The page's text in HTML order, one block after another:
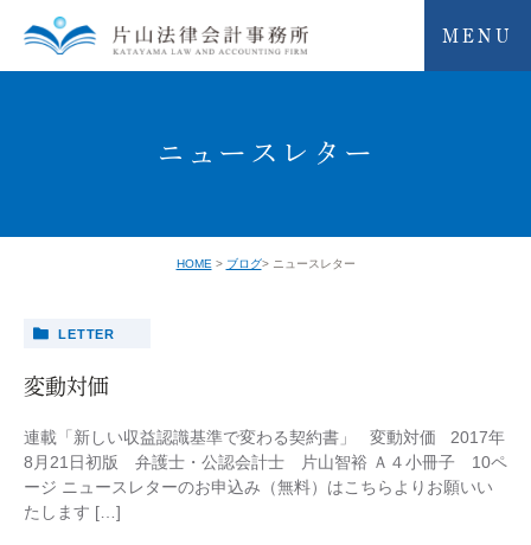
MENU
ニュースレター
HOME ブログ ニュースレター
LETTER
変動対価
連載「新しい収益認識基準で変わる契約書」 変動対価 2017年
8月21日初版 弁護士・公認会計士 片山智裕 Ａ４小冊子 10ペ
ージ ニュースレターのお申込み（無料）はこちらよりお願いい
たします […]